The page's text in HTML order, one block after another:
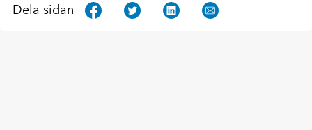
Dela sidan